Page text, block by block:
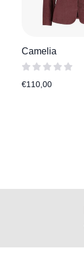
Camelia
€110,00